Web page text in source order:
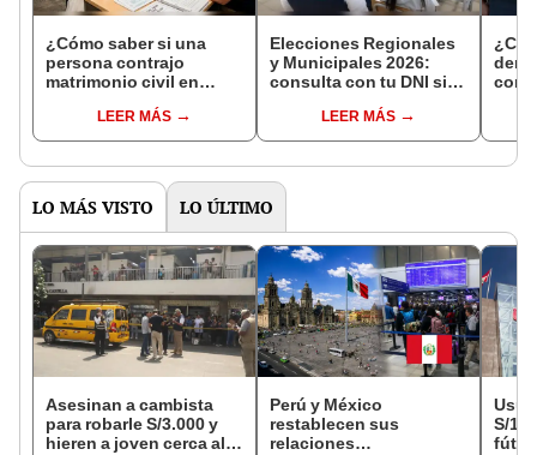
¿Cómo saber si una
persona contrajo
matrimonio civil en
LEER MÁS
Elecciones Regionales
y Municipales 2026:
consulta con tu DNI si
de mesa para este 4 de
octubre en el link oficial
LEER MÁS
con
LO MÁS VISTO LO ÚLTIMO
Asesinan a cambista
para robarle S/3.000 y
hieren a joven cerca al
Perú y México
restablecen sus
relaciones
S/